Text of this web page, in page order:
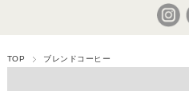
TOP ブレンドコーヒー